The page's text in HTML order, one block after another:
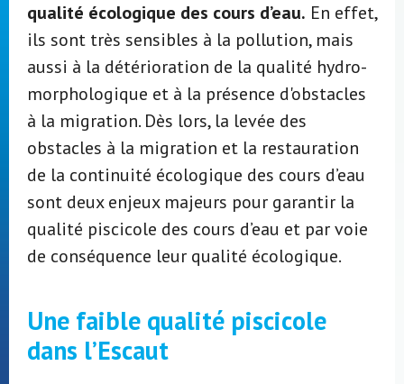
qualité écologique des cours d’eau. En effet,
ils sont très sensibles à la pollution, mais
aussi à la détérioration de la qualité hydro-
morphologique et à la présence d'obstacles
à la migration. Dès lors, la levée des
obstacles à la migration et la restauration
de la continuité écologique des cours d’eau
sont deux enjeux majeurs pour garantir la
qualité piscicole des cours d’eau et par voie
de conséquence leur qualité écologique.
Une faible qualité piscicole
dans l’Escaut